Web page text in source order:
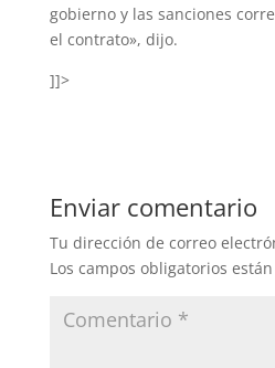
gobierno y las sanciones
el contrato», dijo.
]]>
Enviar comentario
Tu dirección de correo
Los campos obligatorios